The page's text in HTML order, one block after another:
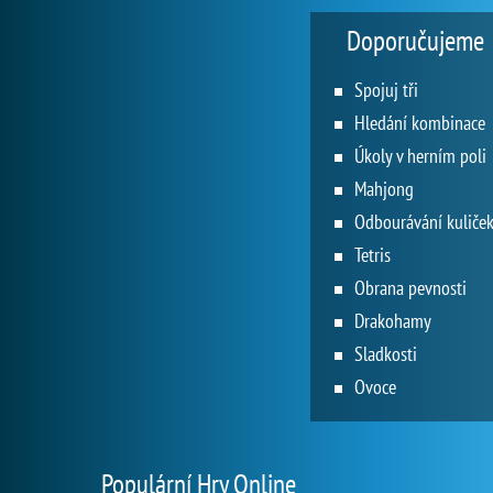
Doporučujeme
Spojuj tři
Hledání kombinace
Úkoly v herním poli
Mahjong
Odbourávání kuliček
Tetris
Obrana pevnosti
Drakohamy
Sladkosti
Ovoce
Populární Hry Online